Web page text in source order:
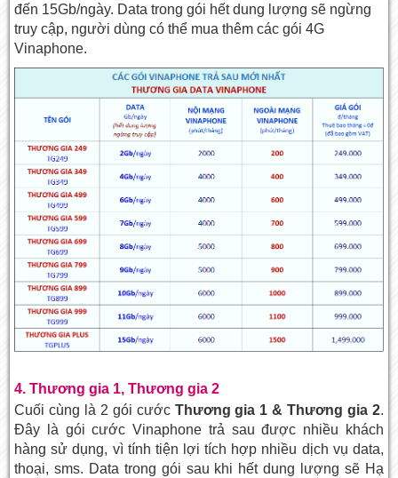
đến 15Gb/ngày. Data trong gói hết dung lượng sẽ ngừng
truy cập, người dùng có thể mua thêm các gói 4G
Vinaphone.
4. Thương gia 1, Thương gia 2
Cuối cùng là 2 gói cước Thương gia 1 & Thương gia 2.
Đây là gói cước Vinaphone trả sau được nhiều khách
hàng sử dụng, vì tính tiện lợi tích hợp nhiều dịch vụ data,
thoại, sms. Data trong gói sau khi hết dung lượng sẽ Hạ